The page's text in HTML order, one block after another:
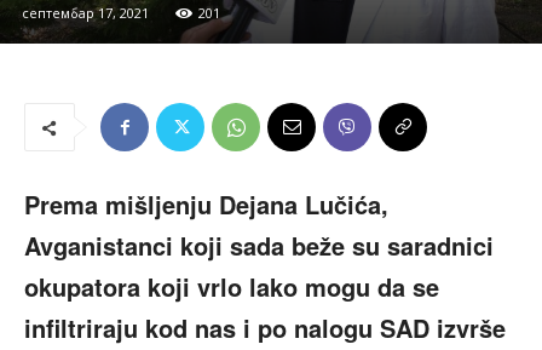
септембар 17, 2021 201
Prema mišljenju Dejana Lučića,
Avganistanci koji sada beže su saradnici
okupatora koji vrlo lako mogu da se
infiltriraju kod nas i po nalogu SAD izvrše